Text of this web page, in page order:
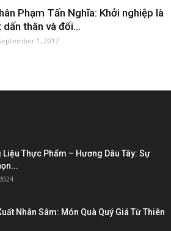
Phạm Tấn Nghĩa: Khởi nghiệp là
dấn thân và đối...
1, 2017
Liệu Thực Phẩm – Hương Dâu Tây: Sự
Nhân Sâm: Món Quà Quý Giá Từ Thiên